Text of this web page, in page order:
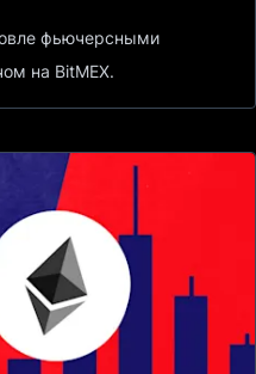
фьючерсными
на BitMEX.